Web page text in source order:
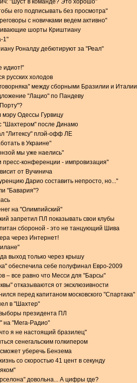
"Шуст в команде? Это хорошо"
его подписывать без просмотра"
с новичками ведем активно"
шорты Криштиану
1"
Роналду дебютируют за "Реал"
идиот!"
русских холодов
между сборными Бразилии и Италии
"Лацио" по Пандеву
мэру Одессы Гурвицу
"Шахтером" после Динамо
"Литексу" плэй-офф ЛЕ
в Украине"
мы уже наелись"
пресс-конференции - импровизация"
от Вучинича
Дарио составить непросто, но..."
"Бавария"?
на "Олимпийский"
запретил ПЛ показывать свои клубы
сбороной - это не танцующий Шива
через Интернет!
выход только через крышу
обеспечила себе полуфинал Евро-2009
– все равно что Месси для "Барсы"
отказываются от эксклюзивности
перед капитаном московского "Спартака"
в "Шахтер"
президента ПЛ
на "Мега-Радио"
я не настоящий бразилец"
сенегальским голкипером
уберечь Бензема
со скоростью 41 цент в секунду
довольна... А цифры где?